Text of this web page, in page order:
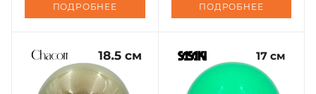
ПОДРОБНЕЕ ПОДРОБНЕЕ